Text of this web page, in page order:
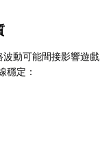
動可能間接影響遊戲
穩定：